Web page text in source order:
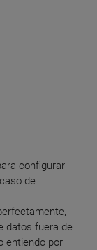
configurar
de
datos fuera de
entiendo por